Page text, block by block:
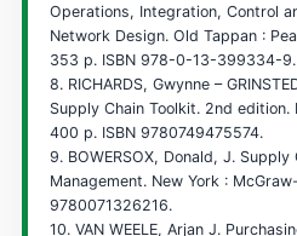
Operations, Integration, Control
Network Design. Old Tappan :
353 p. ISBN 978-0-13-399334-9.
8. RICHARDS, Gwynne –
Supply Chain Toolkit. 2nd edition.
400 p. ISBN 9780749475574.
9. BOWERSOX, Donald, J.
Management. New York :
9780071326216.
10. VAN WEELE, Arjan J.